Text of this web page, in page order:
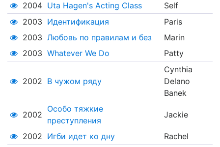
2004 Uta Hagen's Acting Class
Self
2003 Идентификация
Paris
2003 Любовь по правилам и без
Marin
2003 Whatever We Do Patty
2002 В чужом ряду
Cynthia
Delano
Banek
2002
Особо тяжкие
преступления
Jackie
2002 Игби идет ко дну Rachel